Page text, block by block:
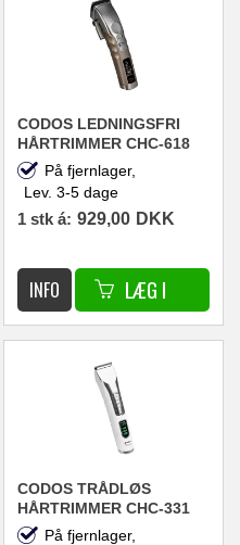
CODOS LEDNINGSFRI
HÅRTRIMMER CHC-618
BARBER MASTER
På fjernlager,
Lev. 3-5 dage
1 stk á: 929,00 DKK
CODOS TRÅDLØS
HÅRTRIMMER CHC-331
På fjernlager,